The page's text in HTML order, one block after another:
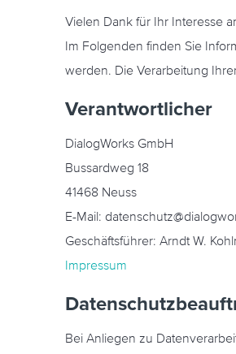
Vielen Dank für Ihr Interesse
Im Folgenden finden Sie
werden. Die Verarbeitung
Verantwortlicher
DialogWorks GmbH
Bussardweg 18
41468 Neuss
E-Mail:
Geschäftsführer: Arndt W.
Impressum
Bei Anliegen zu